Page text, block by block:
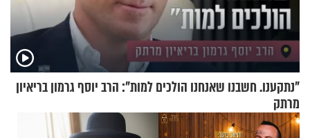
"נתקענו. חשבנו שאנחנו הולכים למות": הרב יוסף גרמון בריאיון
מרתק